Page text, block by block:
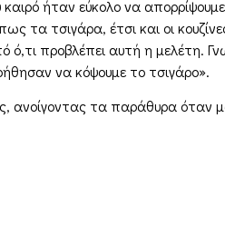
ήταν εύκολο να απορρίψουμε
τσιγάρα, έτσι και οι
προβλέπει αυτή η μελέτη.
να κόψουμε το τσιγάρο».
ανοίγοντας τα παράθυρα όταν